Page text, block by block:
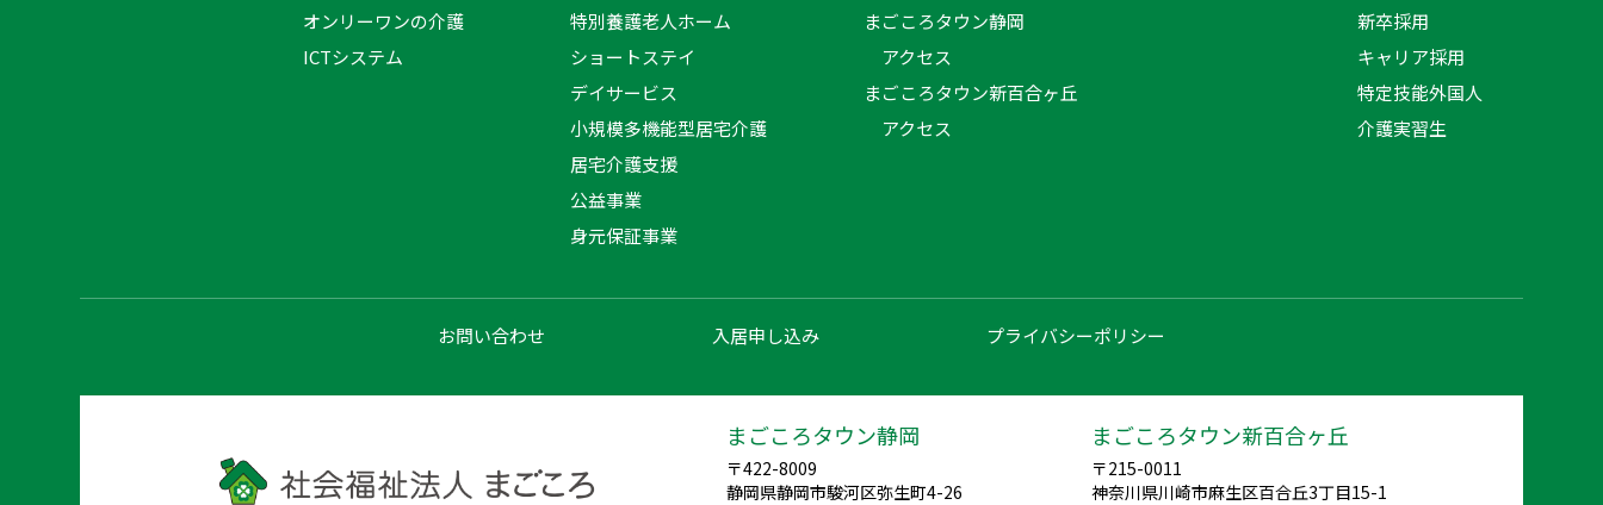
オンリーワンの介護
ICTシステム
特別養護老人ホーム
ショートステイ
デイサービス
小規模多機能型居宅介護
居宅介護支援
公益事業
身元保証事業
まごころタウン静岡
アクセス
まごころタウン新百合ヶ丘
アクセス
新卒採用
キャリア採用
特定技能外国人
介護実習生
お問い合わせ 入居申し込み プライバシーポリシー
まごころタウン静岡
〒422-8009
静岡県静岡市駿河区弥生町4-26
まごころタウン新百合ヶ丘
〒215-0011
神奈川県川崎市麻生区百合丘3丁目15-1